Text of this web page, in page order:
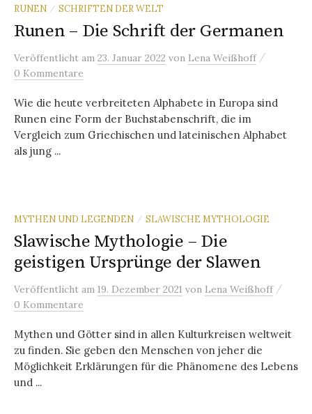
RUNEN / SCHRIFTEN DER WELT
Runen – Die Schrift der Germanen
Veröffentlicht am 23. Januar 2022 von Lena Weißhoff /
0 Kommentare
Wie die heute verbreiteten Alphabete in Europa sind
Runen eine Form der Buchstabenschrift, die im
Vergleich zum Griechischen und lateinischen Alphabet
als jung ...
MYTHEN UND LEGENDEN / SLAWISCHE MYTHOLOGIE
Slawische Mythologie – Die
geistigen Ursprünge der Slawen
Veröffentlicht am 19. Dezember 2021 von Lena Weißhoff /
0 Kommentare
Mythen und Götter sind in allen Kulturkreisen weltweit
zu finden. Sie geben den Menschen von jeher die
Möglichkeit Erklärungen für die Phänomene des Lebens
und ...